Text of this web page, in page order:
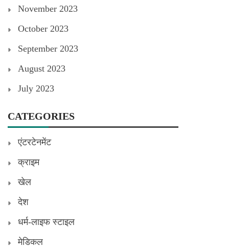
November 2023
October 2023
September 2023
August 2023
July 2023
CATEGORIES
एंटरटेनमेंट
क्राइम
खेल
देश
धर्म-लाइफ स्टाइल
मेडिकल